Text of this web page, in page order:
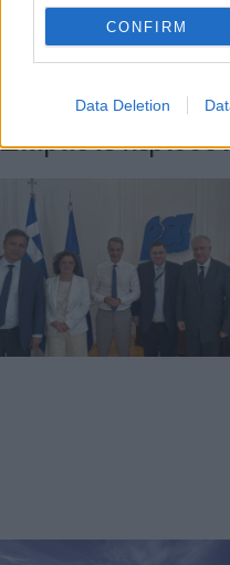
CONFIRM
Data Deletion
Διαβάστε